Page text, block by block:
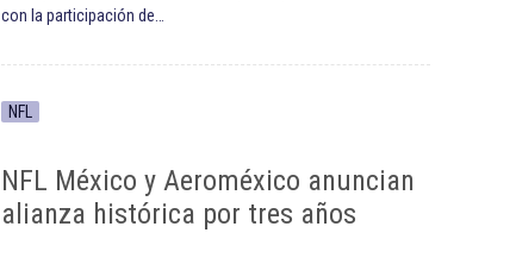
con la participación de…
NFL
NFL México y Aeroméxico anuncian
alianza histórica por tres años